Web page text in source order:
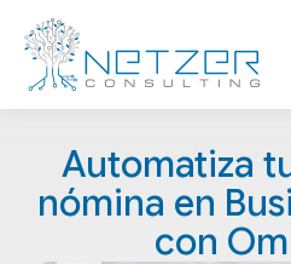
Automatiza
nómina en
con